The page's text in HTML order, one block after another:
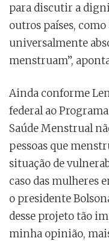
para discutir a
outros países,
universalmente
menstruam”,
Ainda conforme
federal ao
Saúde Menstrual
pessoas que
situação de
caso das mulheres
o presidente
desse projeto tão
minha opinião,